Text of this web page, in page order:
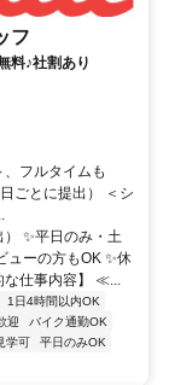
フ
料♪社割あり
フルタイムも
ごとに提出） ＜シ
✨平日のみ・土
ューの方もOK ✨休
な仕事内容】 ≪...
1日4時間以内OK
迎
バイク通勤OK
学可
平日のみOK